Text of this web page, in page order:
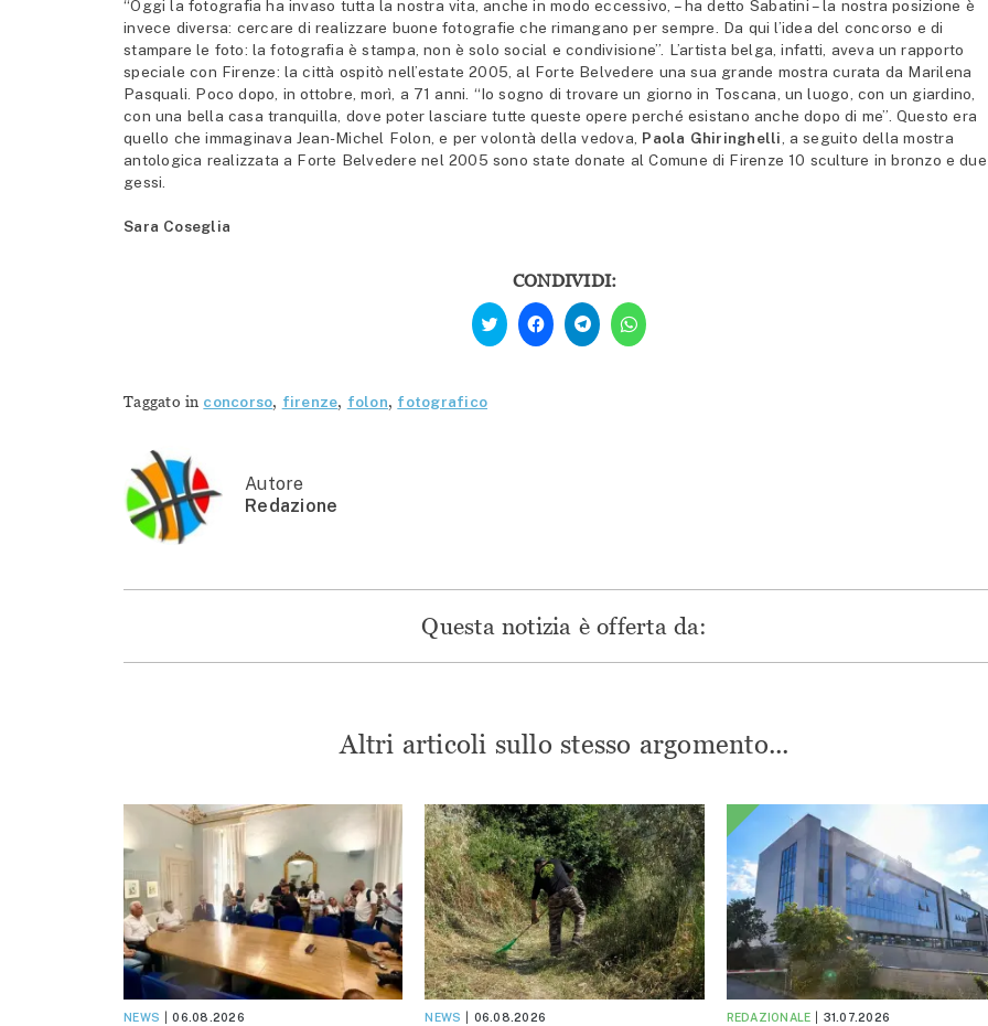
“Oggi la fotografia ha invaso tutta la nostra vita, anche in modo eccessivo, – ha detto Sabatini – la nostra posizione è
invece diversa: cercare di realizzare buone fotografie che rimangano per sempre. Da qui l’idea del concorso e di
stampare le foto: la fotografia è stampa, non è solo social e condivisione”. L’artista belga, infatti, aveva un rapporto
speciale con Firenze: la città ospitò nell’estate 2005, al Forte Belvedere una sua grande mostra curata da Marilena
Pasquali. Poco dopo, in ottobre, morì, a 71 anni. “Io sogno di trovare un giorno in Toscana, un luogo, con un giardino,
con una bella casa tranquilla, dove poter lasciare tutte queste opere perché esistano anche dopo di me”. Questo era
quello che immaginava Jean-Michel Folon, e per volontà della vedova, Paola Ghiringhelli , a seguito della mostra
antologica realizzata a Forte Belvedere nel 2005 sono state donate al Comune di Firenze 10 sculture in bronzo e due
gessi.
Sara Coseglia
CONDIVIDI:
Fai
clic
qui
Fai
clic
per
condividere
Fai
clic
per
condividere
Fai
clic
per
Taggato in concorso, firenze, folon, fotografico
Autore
Redazione
Questa notizia è offerta da:
Altri articoli sullo stesso argomento...
NEWS 06.08.2026 NEWS 06.08.2026 REDAZIONALE 31.07.2026